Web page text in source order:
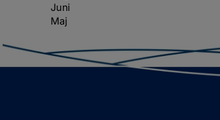
Juni
Maj